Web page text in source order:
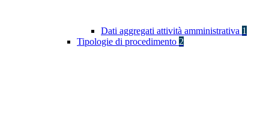
Dati aggregati attività amministrativa 1
Tipologie di procedimento 2